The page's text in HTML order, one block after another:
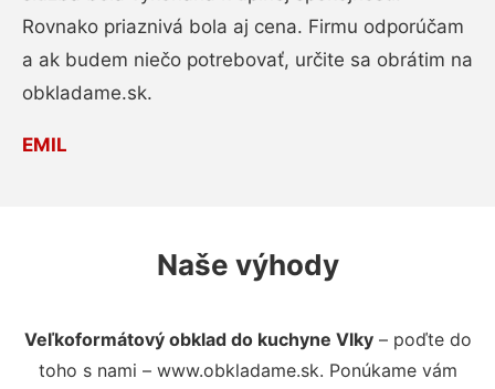
Rovnako priaznivá bola aj cena. Firmu odporúčam
a ak budem niečo potrebovať, určite sa obrátim na
obkladame.sk.
EMIL
Naše výhody
Veľkoformátový obklad do kuchyne Vlky– poďte do
toho s nami – www.obkladame.sk. Ponúkame vám